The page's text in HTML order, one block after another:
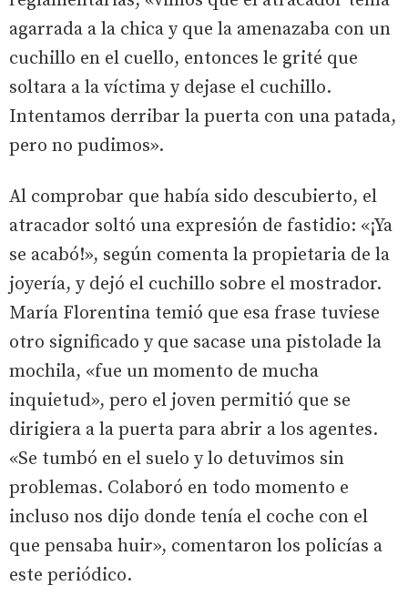
agarrada a la chica y que la amenazaba con un
cuchillo en el cuello, entonces le grité que
soltara a la víctima y dejase el cuchillo.
Intentamos derribar la puerta con una patada,
pero no pudimos».
Al comprobar que había sido descubierto, el
atracador soltó una expresión de fastidio: «¡Ya
se acabó!», según comenta la propietaria de la
joyería, y dejó el cuchillo sobre el mostrador.
María Florentina temió que esa frase tuviese
otro significado y que sacase una pistolade la
mochila, «fue un momento de mucha
inquietud», pero el joven permitió que se
dirigiera a la puerta para abrir a los agentes.
«Se tumbó en el suelo y lo detuvimos sin
problemas. Colaboró en todo momento e
incluso nos dijo donde tenía el coche con el
que pensaba huir», comentaron los policías a
este periódico.